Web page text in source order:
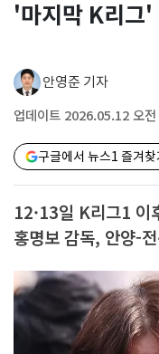
'마지막 K리그'
안영준 기자
업데이트 2026.05.12 오
구글에서 뉴스1 즐겨찾
12·13일 K리그1 이
홍명보 감독, 안양-